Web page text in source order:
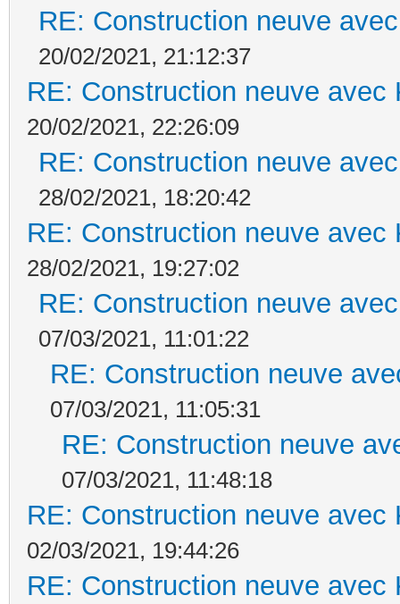
RE: Construction neuve
20/02/2021, 21:12:37
RE: Construction neuve avec
20/02/2021, 22:26:09
RE: Construction neuve
28/02/2021, 18:20:42
RE: Construction neuve avec
28/02/2021, 19:27:02
RE: Construction neuve
07/03/2021, 11:01:22
RE: Construction neuve
07/03/2021, 11:05:31
RE: Construction neuve
07/03/2021, 11:48:18
RE: Construction neuve avec
02/03/2021, 19:44:26
RE: Construction neuve avec